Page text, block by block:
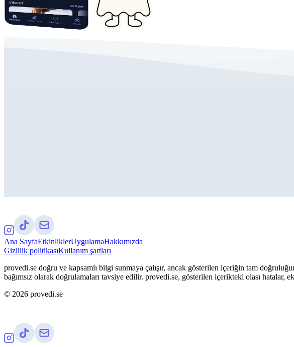
Ana SayfaEtkinliklerUygulamaHakkımızda
Gizlilik politikasıKullanım şartları
provedi.se doğru ve kapsamlı bilgi sunmaya çalışır, ancak gösterilen içeriğin tam
bağımsız olarak doğrulamaları tavsiye edilir. provedi.se, gösterilen içerikteki olası
© 2026 provedi.se